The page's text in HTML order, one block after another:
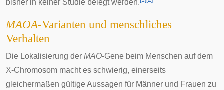
bisher in keiner Studie belegt werden.
MAOA-Varianten und menschliches
Verhalten
Die Lokalisierung der MAO-Gene beim Menschen auf dem
X-Chromosom macht es schwierig, einerseits
gleichermaßen gültige Aussagen für Männer und Frauen zu